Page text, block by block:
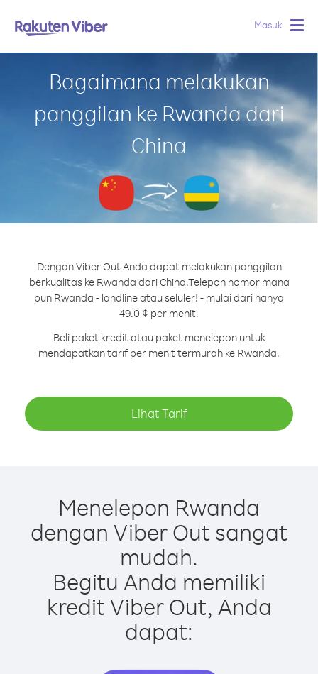
Masuk
Bagaimana melakukan
panggilan ke Rwanda dari
China
Dengan Viber Out Anda dapat melakukan panggilan
berkualitas ke Rwanda dari China.Telepon nomor mana
pun Rwanda - landline atau seluler! - mulai dari hanya
49.0 ¢ per menit.
Beli paket kredit atau paket menelepon untuk
mendapatkan tarif per menit termurah ke Rwanda.
Lihat Tarif
Menelepon Rwanda
dengan Viber Out sangat
mudah.
Begitu Anda memiliki
kredit Viber Out, Anda
dapat: